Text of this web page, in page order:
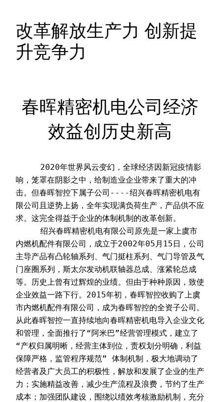
改革解放生产力 创新提
升竞争力
春晖精密机电公司经济
效益创历史新高
响，笼罩在阴影之中，给制造业企业带来了重大的冲
击。但春晖智控下属子公司----绍兴春晖精密机电有
限公司且逆势上扬，全年实现满负荷生产，产品供不应
求。这完全得益于企业的体制机制的改革创新。
内燃机配件有限公司，成立于2002年05月15日，公司
主导产品有凸轮轴系列、气门挺柱系列、气门导管及气
门座圈系列，斯太尔发动机联轴器总成、涨紧轮总成
等。历史上曾有过辉煌的业绩。但由于种种原因，致使
企业效益一路下行。2015年初，春晖智控收购了上虞
市内燃机配件有限公司，成为春晖智控的全资子公司。
从此春晖智控一直持续地向春晖精密机电导入企业文化
和管理，全面推行了“阿米巴”经营管理模式，建立了
“产权归属明晰，经营主体到位，责权划分明确，利益
保障严格，监管程序规范” 体制机制，极大地调动了
经营者及广大员工的积极性，解放和发展了企业的生产
力；实施精益改善，减少生产流程及浪费，节约了生产
成本；加强团队建设，围绕以绩效考核激励机制，充分